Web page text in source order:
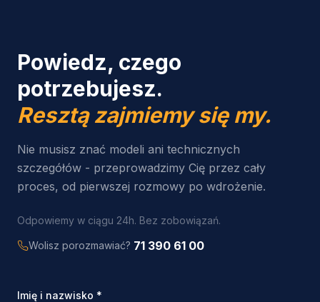
Powiedz, czego
potrzebujesz.
Resztą zajmiemy się my.
Nie musisz znać modeli ani technicznych
szczegółów - przeprowadzimy Cię przez cały
proces, od pierwszej rozmowy po wdrożenie.
Odpowiemy w ciągu 24h. Bez zobowiązań.
Wolisz porozmawiać? 71 390 61 00
Imię i nazwisko *